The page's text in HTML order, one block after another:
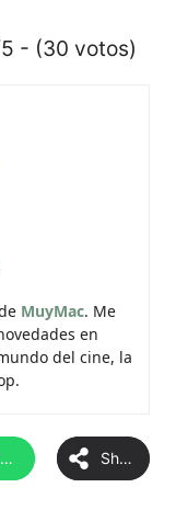
5 - (30 votos)
MuyMac. Me
en
del cine, la
WhatsApp Share